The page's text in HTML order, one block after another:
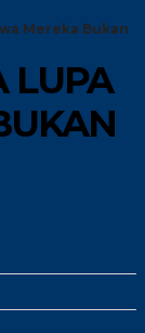
Mereka Bukan
LUPA